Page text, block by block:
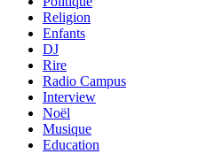
Religion
Enfants
DJ
Rire
Radio Campus
Interview
Noël
Musique
Education